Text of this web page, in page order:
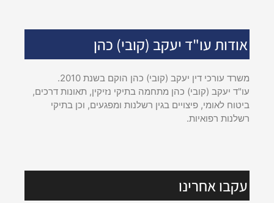
אודות עו"ד יעקב (קובי) כהן
משרד עורכי דין יעקב (קובי) כהן הוקם בשנת 2010.
עו"ד יעקב (קובי) כהן מתחמה בתיקי נזיקין, תאונות דרכים,
ביטוח לאומי, פיצויים בגין רשלנות ומפגעים, וכן בתיקי
רשלנות רפואיות.
עקבו אחרינו